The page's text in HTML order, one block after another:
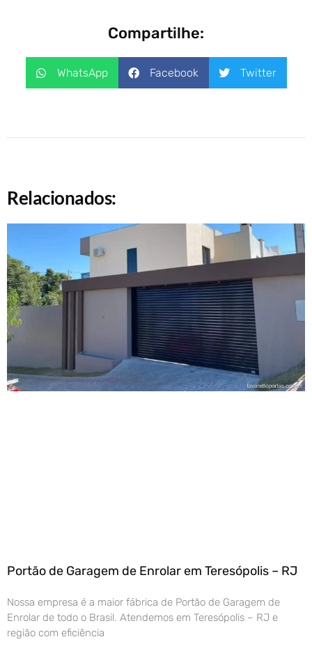
Compartilhe:
WhatsApp Facebook Twitter
Relacionados:
Portão de Garagem de Enrolar em Teresópolis – RJ
Nossa empresa é a maior fábrica de Portão de Garagem de
Enrolar de todo o Brasil. Atendemos em Teresópolis – RJ e
região com eficiência